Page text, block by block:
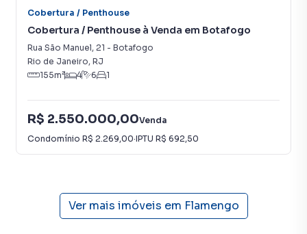
Cobertura / Penthouse
Cobertura / Penthouse à Venda em Botafogo
Rua São Manuel, 21 - Botafogo
Rio de Janeiro, RJ
155m² 4 6 1
R$ 2.550.000,00Venda
Condomínio R$ 2.269,00·IPTU R$ 692,50
Ver mais imóveis em Flamengo